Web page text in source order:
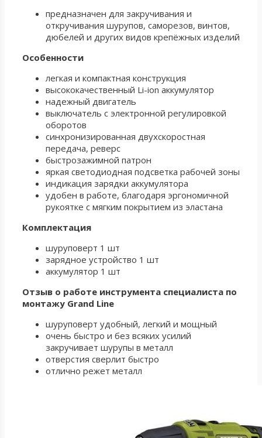
предназначен для закручивания и
откручивания шурупов, саморезов, винтов,
дюбелей и других видов крепёжных изделий
Особенности
легкая и компактная конструкция
высококачественный Li-ion аккумулятор
надежный двигатель
выключатель с электронной регулировкой
оборотов
синхронизированная двухскоростная
передача, реверс
быстрозажимной патрон
яркая светодиодная подсветка рабочей зоны
индикация зарядки аккумулятора
удобен в работе, благодаря эргономичной
рукоятке с мягким покрытием из эластана
Комплектация
шуруповерт 1 шт
зарядное устройство 1 шт
аккумулятор 1 шт
Отзыв о работе инструмента специалиста по
монтажу Grand Line
шуруповерт удобный, легкий и мощный
очень быстро и без всяких усилий
закручивает шурупы в металл
отверстия сверлит быстро
отлично режет металл